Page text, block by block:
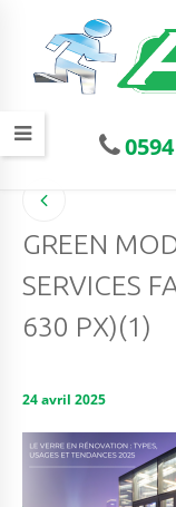
GREEN
SERVICES
630 PX)(1)
24 avril 2025